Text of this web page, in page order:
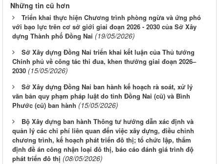
Những tin cũ hơn
Triển khai thực hiện Chương trình phòng ngừa và ứng phó
với bạo lực trên cơ sở giới giai đoạn 2026 - 2030 của Sở Xây
dựng Thành phố Đồng Nai (19/05/2026)
Sở Xây dựng Đồng Nai triển khai kết luận của Thủ tướng
Chính phủ về công tác thi đua, khen thưởng giai đoạn 2026–
2030 (15/05/2026)
Sở Xây dựng Đồng Nai ban hành kế hoạch rà soát, xử lý
văn bản quy phạm pháp luật do tỉnh Đồng Nai (cũ) và Bình
Phước (cũ) ban hành (15/05/2026)
Bộ Xây dựng ban hành Thông tư hướng dẫn xác định và
quản lý các chi phí liên quan đến việc xây dựng, điều chỉnh
chương trình, kế hoạch phát triển đô thị; tổ chức lập, thẩm
định đề án công nhận loại đô thị, báo cáo đánh giá trình độ
phát triển đô thị (08/05/2026)